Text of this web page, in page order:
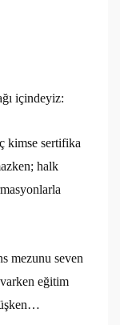
içindeyiz:
kimse sertifika
halk
mezunu seven
eğitim